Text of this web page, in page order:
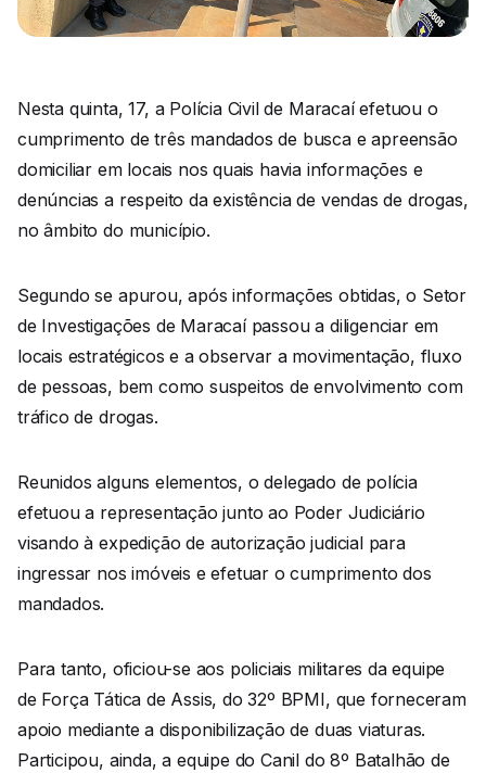
Nesta quinta, 17, a Polícia Civil de Maracaí efetuou o
cumprimento de três mandados de busca e apreensão
domiciliar em locais nos quais havia informações e
denúncias a respeito da existência de vendas de drogas,
no âmbito do município.
Segundo se apurou, após informações obtidas, o Setor
de Investigações de Maracaí passou a diligenciar em
locais estratégicos e a observar a movimentação, fluxo
de pessoas, bem como suspeitos de envolvimento com
tráfico de drogas.
Reunidos alguns elementos, o delegado de polícia
efetuou a representação junto ao Poder Judiciário
visando à expedição de autorização judicial para
ingressar nos imóveis e efetuar o cumprimento dos
mandados.
Para tanto, oficiou-se aos policiais militares da equipe
de Força Tática de Assis, do 32º BPMI, que forneceram
apoio mediante a disponibilização de duas viaturas.
Participou, ainda, a equipe do Canil do 8º Batalhão de